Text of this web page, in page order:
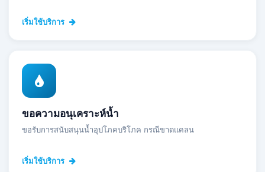
เริ่มใช้บริการ
ขอความอนุเคราะห์น้ำ
ขอรับการสนับสนุนน้ำอุปโภคบริโภค กรณีขาดแคลน
เริ่มใช้บริการ